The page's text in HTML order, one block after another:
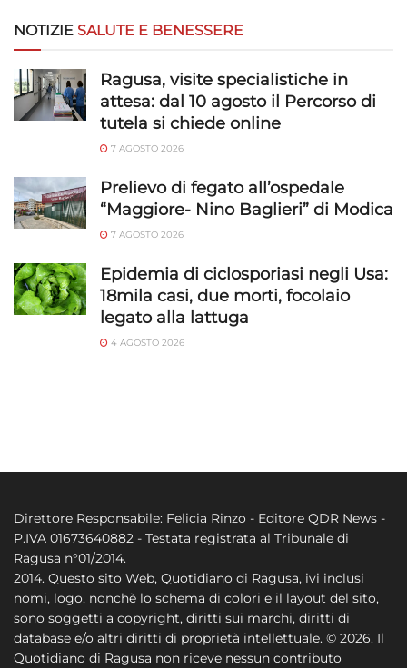
NOTIZIE SALUTE E BENESSERE
Ragusa, visite specialistiche in
attesa: dal 10 agosto il Percorso di
tutela si chiede online
7 AGOSTO 2026
Prelievo di fegato all’ospedale
“Maggiore- Nino Baglieri” di Modica
7 AGOSTO 2026
Epidemia di ciclosporiasi negli Usa:
18mila casi, due morti, focolaio
legato alla lattuga
4 AGOSTO 2026
Direttore Responsabile: Felicia Rinzo - Editore QDR News -
P.IVA 01673640882 - Testata registrata al Tribunale di
Ragusa n°01/2014.
2014. Questo sito Web, Quotidiano di Ragusa, ivi inclusi
nomi, logo, nonchè lo schema di colori e il layout del sito,
sono soggetti a copyright, diritti sui marchi, diritti di
database e/o altri diritti di proprietà intellettuale. © 2026. Il
Quotidiano di Ragusa non riceve nessun contributo